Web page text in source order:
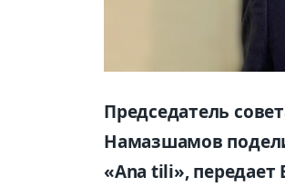
Председатель
Намазшамов
«Ana tili», передает